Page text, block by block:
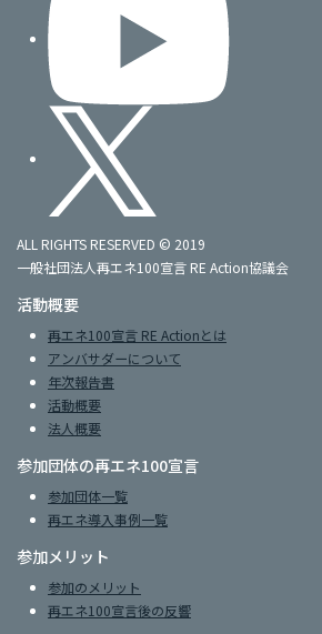
ALL RIGHTS RESERVED © 2019
一般社団法人再エネ100宣言 RE Action協議会
活動概要
再エネ100宣言 RE Actionとは
アンバサダーについて
年次報告書
活動概要
法人概要
参加団体の再エネ100宣言
参加団体一覧
再エネ導入事例一覧
参加メリット
参加のメリット
再エネ100宣言後の反響